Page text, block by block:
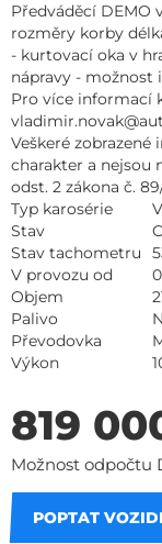
Předváděcí DEMO
rozměry korby
- kurtovací oka v
nápravy - možnost
Pro více informací
Veškeré
charakter a nejsou
odst. 2 zákona č.
Typ karosérie
Stav
Stav tachometru
V provozu od
Objem
Palivo
Převodovka
Výkon
819
Možnost odpočtu
POPTAT